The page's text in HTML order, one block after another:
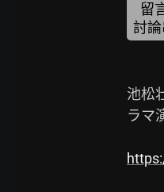
留
討論
池松
ラマ